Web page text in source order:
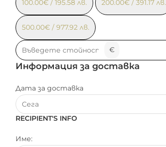
100.00€ / 195.58 лв. 200.00€ / 391.17 лв.
500.00€ / 977.92 лв.
€
Информация за доставка
Дата за доставка
RECIPIENT'S INFO
Име: